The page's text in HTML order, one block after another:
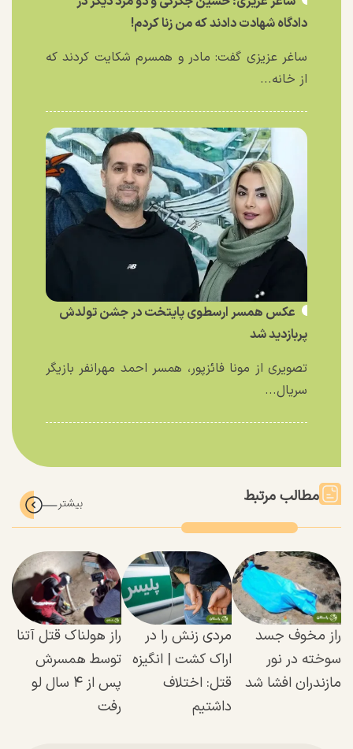
دادگاه شهادت دادند که من زنا کردم!
ساغر عزیزی گفت: مادر و همسرم شکایت کردند که
از خانه...
عکس همسر ارسطوی پایتخت در جشن تولدش
پربازدید شد
تصویری از مونا فائزپور، همسر احمد مهرانفر بازیگر
سریال...
مطالب مرتبط
راز مخوف جسد
سوخته در نور
مازندران افشا شد
مردی زنش را در
اراک کشت | انگیزه
قتل: اختلاف
داشتیم
راز هولناک قتل آتنا
توسط همسرش
پس از ۴ سال لو
رفت